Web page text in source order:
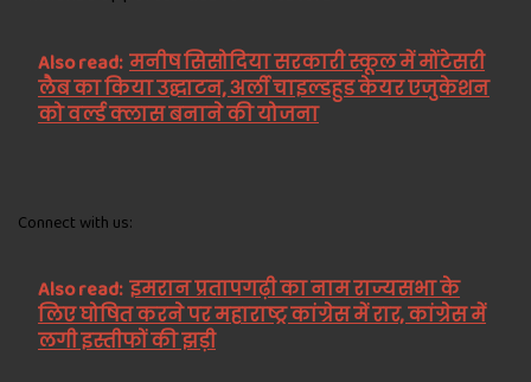
Also read: मनीष सिसोदिया सरकारी स्कूल में मोंटेसरी
लैब का किया उद्घाटन, अर्ली चाइल्डहुड केयर एजुकेशन
को वर्ल्ड क्लास बनाने की योजना
Connect with us:
Also read: इमरान प्रतापगढ़ी का नाम राज्यसभा के
लिए घोषित करने पर महाराष्ट्र कांग्रेस में रार, कांग्रेस में
लगी इस्तीफों की झड़ी